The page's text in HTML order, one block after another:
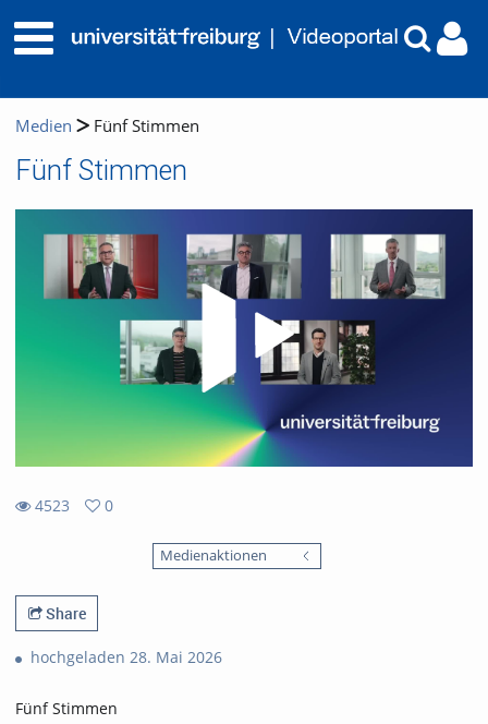
Medien Fünf Stimmen
Fünf Stimmen
4523
0
Medienaktionen
Share
hochgeladen 28. Mai 2026
Fünf Stimmen